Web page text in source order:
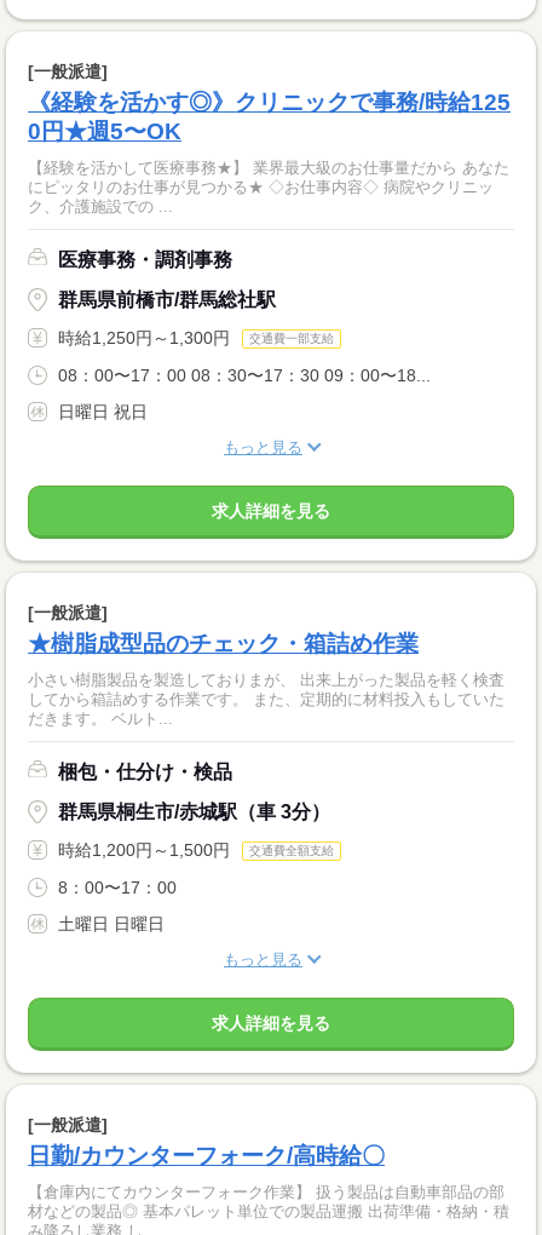
[一般派遣]
《経験を活かす◎》クリニックで事務/時給125
0円★週5〜OK
【経験を活かして医療事務★】 業界最大級のお仕事量だから あなた
にピッタリのお仕事が見つかる★ ◇お仕事内容◇ 病院やクリニッ
ク、介護施設での ...
医療事務・調剤事務
群馬県前橋市/群馬総社駅
時給1,250円～1,300円 交通費一部支給
08：00〜17：00 08：30〜17：30 09：00〜18...
日曜日 祝日
もっと見る
求人詳細を見る
[一般派遣]
★樹脂成型品のチェック・箱詰め作業
小さい樹脂製品を製造しておりまが、 出来上がった製品を軽く検査
してから箱詰めする作業です。 また、定期的に材料投入もしていた
だきます。 ベルト...
梱包・仕分け・検品
群馬県桐生市/赤城駅（車 3分）
時給1,200円～1,500円 交通費全額支給
8：00〜17：00
土曜日 日曜日
もっと見る
求人詳細を見る
[一般派遣]
日勤/カウンターフォーク/高時給〇
【倉庫内にてカウンターフォーク作業】 扱う製品は自動車部品の部
材などの製品◎ 基本パレット単位での製品運搬 出荷準備・格納・積
み降ろし業務 し...